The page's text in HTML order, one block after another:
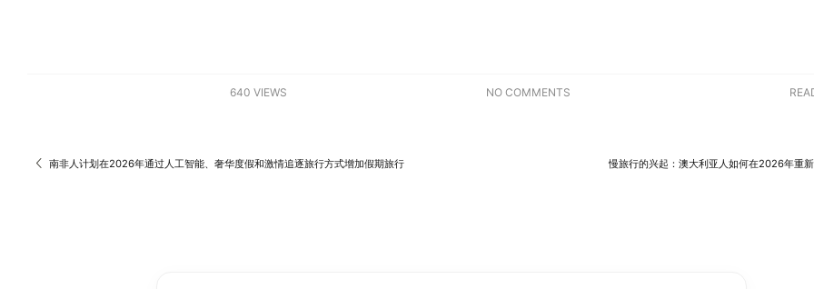
640 VIEWS NO COMMENTS
南非人计划在2026年通过人工智能、奢华度假和激情追逐旅行方式增加假期旅行 慢旅行的兴起：澳大利亚人如何在2026年重